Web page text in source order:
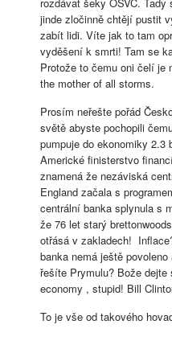
jinde zločinně chtějí pustit
zabít lidi. Víte jak to tam
vyděšení k smrti! Tam se
Protože to čemu oni čelí je
the mother of all storms.
Prosím neřešte pořád
světě abyste pochopili
pumpuje do ekonomiky 2.3
Americké finisterstvo
znamená že nezáviská
England začala s
centrální banka splynula s
že 76 let starý
otřásá v zakladech!
banka nemá ještě
řešíte Prymulu? Bože
economy , stupid! Bill
To je vše od takového